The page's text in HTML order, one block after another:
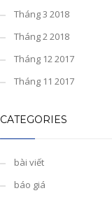
Tháng 3 2018
Tháng 2 2018
Tháng 12 2017
Tháng 11 2017
CATEGORIES
bài viết
báo giá